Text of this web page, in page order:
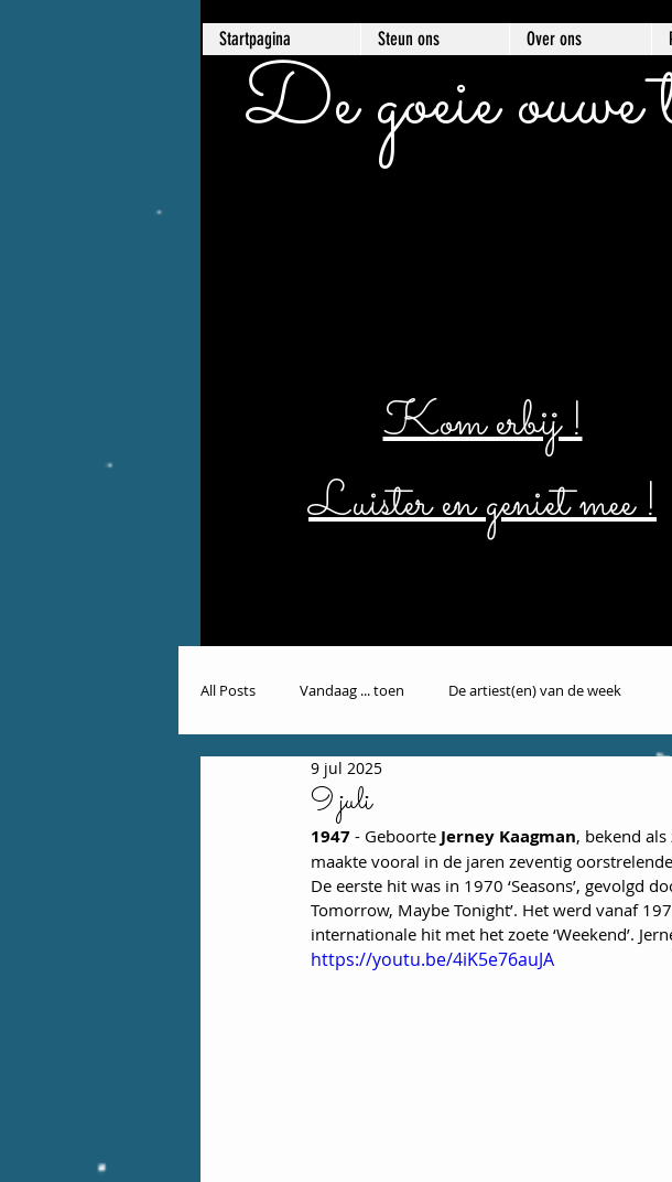
Startpagina Steun ons Over ons
De goeie
Kom erbij !
Luister en geniet mee !
All Posts Vandaag ... toen De artiest(en) van de week
9 juli
9 jul 2025
1947 - Geboorte Jerney Kaagman, bekend
maakte vooral in de jaren zeventig
De eerste hit was in 1970 ‘Seasons’, gevolgd
Tomorrow, Maybe Tonight’. Het werd vanaf
internationale hit met het zoete ‘Weekend’.
https://youtu.be/4iK5e76auJA